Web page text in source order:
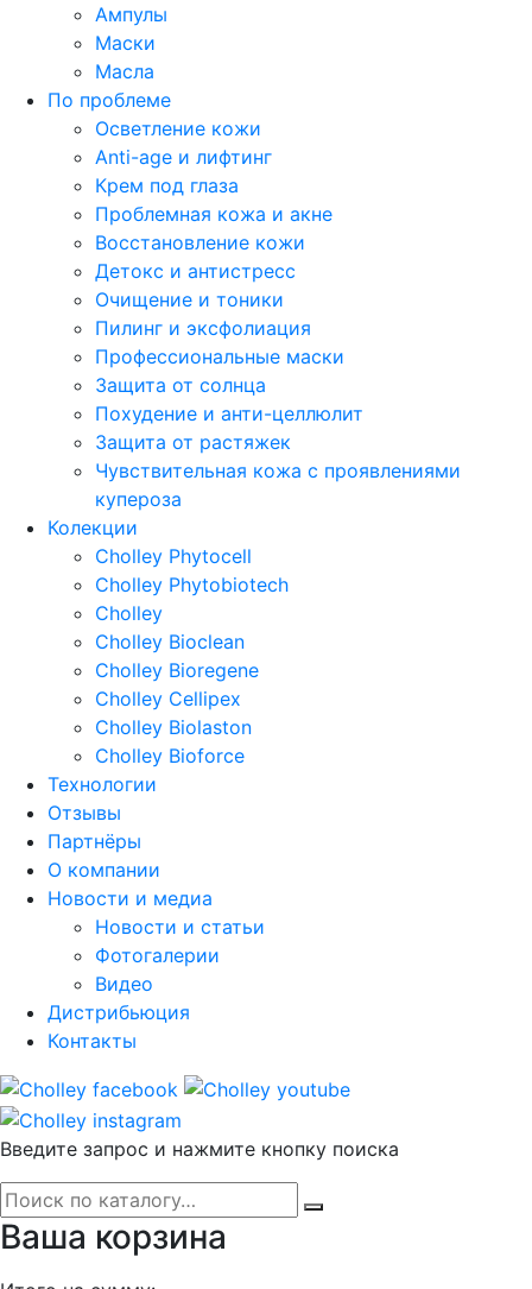
Ампулы
Маски
Масла
По проблеме
Осветление кожи
Anti-age и лифтинг
Крем под глаза
Проблемная кожа и акне
Восстановление кожи
Детокс и антистресс
Очищение и тоники
Пилинг и эксфолиация
Профессиональные маски
Защита от солнца
Похудение и анти-целлюлит
Защита от растяжек
Чувствительная кожа с проявлениями
купероза
Колекции
Cholley Phytocell
Cholley Phytobiotech
Cholley
Cholley Bioclean
Cholley Bioregene
Cholley Cellipex
Cholley Biolaston
Cholley Bioforce
Технологии
Отзывы
Партнёры
О компании
Новости и медиа
Новости и статьи
Фотогалерии
Видео
Дистрибьюция
Контакты
Введите запрос и нажмите кнопку поиска
Ваша корзина